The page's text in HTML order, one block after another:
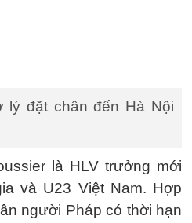
lý đặt chân đến Hà Nội
là HLV trưởng mới
và U23 Việt Nam. Hợp
người Pháp có thời hạn